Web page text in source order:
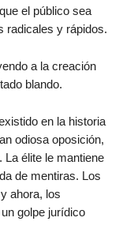
el público sea
radicales y rápidos.
a la creación
blando.
en la historia
odiosa oposición,
élite le mantiene
de mentiras. Los
ahora, los
golpe jurídico